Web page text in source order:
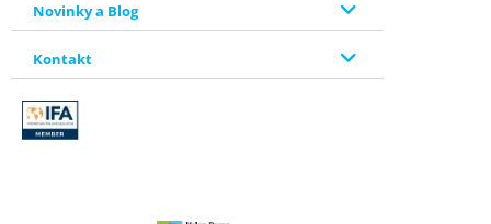
Novinky a Blog
Kontakt